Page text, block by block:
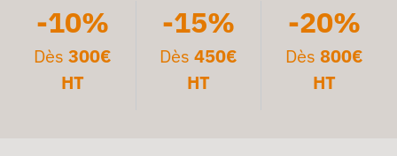
-10%
Dès300€
HT
-15%
Dès 450€
HT
-20%
Dès 800€
HT